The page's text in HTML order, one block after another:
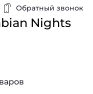
Обратный звонок
Nights